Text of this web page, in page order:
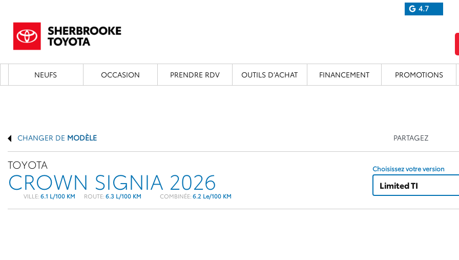
4.7
NEUFS OCCASION PRENDRE RDV OUTILS D’ACHAT FINANCEMENT PROMOTIONS
CHANGER DE MODÈLE PARTAGEZ
TOYOTA
CROWN SIGNIA 2026
VILLE:6.1 L/100 KM ROUTE:6.3 L/100 KM COMBINÉE:6.2 Le/100 KM
Choisissez votre version
Limited TI